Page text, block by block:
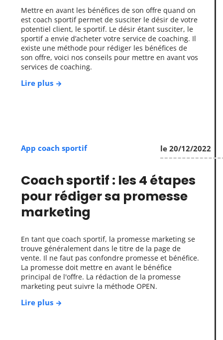
Mettre en avant les bénéfices de son offre quand on
est coach sportif permet de susciter le désir de votre
potentiel client, le sportif. Le désir étant susciter, le
sportif a envie d’acheter votre service de coaching. Il
existe une méthode pour rédiger les bénéfices de
son offre, voici nos conseils pour mettre en avant vos
services de coaching.
Lire plus
App coach sportif le 20/12/2022
Coach sportif : les 4 étapes
pour rédiger sa promesse
marketing
En tant que coach sportif, la promesse marketing se
trouve généralement dans le titre de la page de
vente. Il ne faut pas confondre promesse et bénéfice.
La promesse doit mettre en avant le bénéfice
principal de l'offre. La rédaction de la promesse
marketing peut suivre la méthode OPEN.
Lire plus